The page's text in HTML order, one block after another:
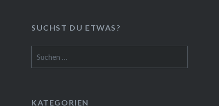
SUCHST DU ETWAS?
nach:
KATEGORIEN